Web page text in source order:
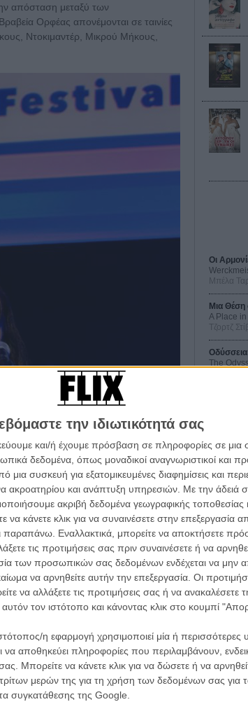
την ιδιωτικότητά σας
και/ή έχουμε πρόσβαση σε πληροφορίες σε
δεδομένα, όπως μοναδικοί αναγνωριστικοί και
συσκευή για εξατομικευμένες διαφημίσεις και
ακροατηρίου και ανάπτυξη υπηρεσιών. Με την άδειά
ακριβή δεδομένα γεωγραφικής τοποθεσίας
κάνετε κλικ για να συναινέσετε στην επεξεργασία
παραπάνω. Εναλλακτικά, μπορείτε να αποκτήσετε
τις προτιμήσεις σας πριν συναινέσετε ή να
των προσωπικών σας δεδομένων ενδέχεται να μην
να αρνηθείτε αυτήν την επεξεργασία. Οι
να αλλάξετε τις προτιμήσεις σας ή να ανακαλέσετε
τον ιστότοπο και κάνοντας κλικ στο κουμπί
η εφαρμογή χρησιμοποιεί μία ή περισσότερες
να αποθηκεύει πληροφορίες που περιλαμβάνουν,
Μπορείτε να κάνετε κλικ για να δώσετε ή να
μερών της για τη χρήση των δεδομένων σας
συγκατάθεσης της Google.
απόσταση μεταξύ των
Ορφέας απονέμονται σε ταινίες
Ντοκιμαντέρ, Μικρού Μήκους,
της
Οι
Μπέλα
Μια Θέση
A Place
Τζορτζ
Οδύσσεια
The
Ο
L’
Ζαν-Πολ
Ο
10
τον